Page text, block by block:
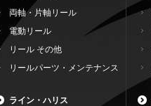
両軸・片軸リール
電動リール
リール その他
リールパーツ・メンテナンス
ライン・ハリス